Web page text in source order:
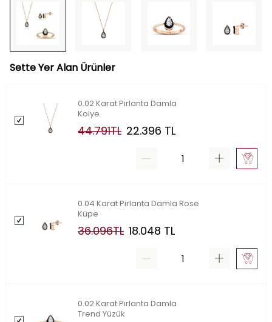
Sette Yer Alan Ürünler
0.02 Karat Pırlanta Damla
Kolye
44.791TL 22.396 TL
0.04 Karat Pırlanta Damla Rose
Küpe
36.096TL 18.048 TL
0.02 Karat Pırlanta Damla
Trend Yüzük